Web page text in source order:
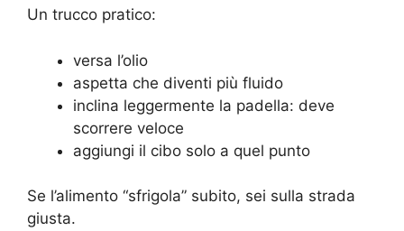
Un trucco pratico:
versa l’olio
aspetta che diventi più fluido
inclina leggermente la padella: deve
scorrere veloce
aggiungi il cibo solo a quel punto
Se l’alimento “sfrigola” subito, sei sulla strada
giusta.